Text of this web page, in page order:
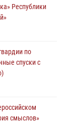
занятие по
смыслов»
на Кубок
Республики
по
спуски с
смыслов»